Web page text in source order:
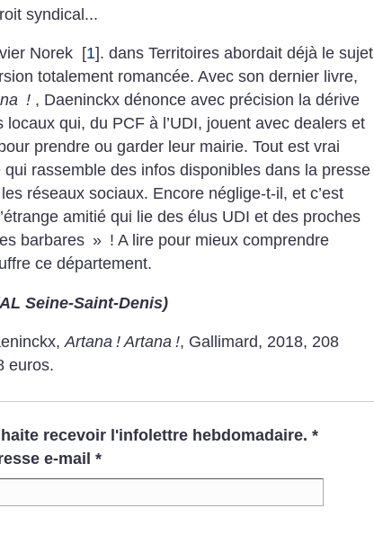
syndical...
Norek [1]. dans Territoires abordait déjà le sujet
totalement romancée. Avec son dernier livre,
! , Daeninckx dénonce avec précision la dérive
locaux qui, du PCF à l’UDI, jouent avec dealers et
prendre ou garder leur mairie. Tout est vrai
qui rassemble des infos disponibles dans la presse
réseaux sociaux. Encore néglige-t-il, et c’est
amitié qui lie des élus UDI et des proches
barbares » ! A lire pour mieux comprendre
ce département.
Seine-Saint-Denis)
Artana ! Artana !, Gallimard, 2018, 208
euros.
recevoir l'infolettre hebdomadaire. *
e-mail *